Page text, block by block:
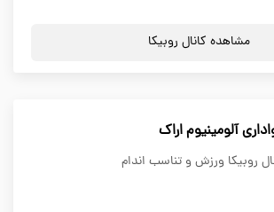
مشاهده کانال روبیکا
آلومینیوم اراک
روبیکا ورزش و تناسب اندام